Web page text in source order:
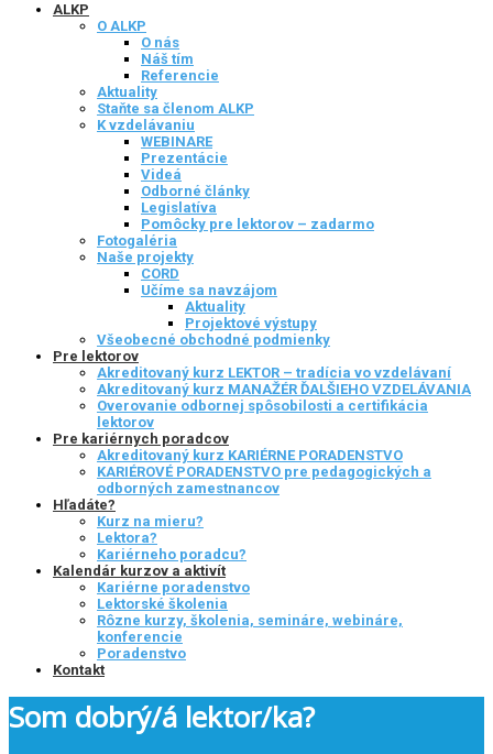
ALKP
O ALKP
O nás
Náš tím
Referencie
Aktuality
Staňte sa členom ALKP
K vzdelávaniu
WEBINARE
Prezentácie
Videá
Odborné články
Legislatíva
Pomôcky pre lektorov – zadarmo
Fotogaléria
Naše projekty
CORD
Učíme sa navzájom
Aktuality
Projektové výstupy
Všeobecné obchodné podmienky
Pre lektorov
Akreditovaný kurz LEKTOR – tradícia vo vzdelávaní
Akreditovaný kurz MANAŽÉR ĎALŠIEHO VZDELÁVANIA
Overovanie odbornej spôsobilosti a certifikácia
lektorov
Pre kariérnych poradcov
Akreditovaný kurz KARIÉRNE PORADENSTVO
KARIÉROVÉ PORADENSTVO pre pedagogických a
odborných zamestnancov
Hľadáte?
Kurz na mieru?
Lektora?
Kariérneho poradcu?
Kalendár kurzov a aktivít
Kariérne poradenstvo
Lektorské školenia
Rôzne kurzy, školenia, semináre, webináre,
konferencie
Poradenstvo
Kontakt
Som dobrý/á lektor/ka?